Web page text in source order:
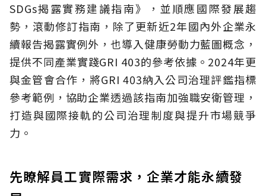
SDGs揭露實務建議指南》，並順應國際發展趨
勢，滾動修訂指南，除了更新近2年國內外企業永
續報告揭露實例外，也導入健康勞動力藍圖概念，
提供不同產業實踐GRI 403的參考依據。2024年更
與金管會合作，將GRI 403納入公司治理評鑑指標
參考範例，協助企業透過該指南加強職安衛管理，
打造與國際接軌的公司治理制度與提升市場競爭
力。
先瞭解員工實際需求，企業才能永續發